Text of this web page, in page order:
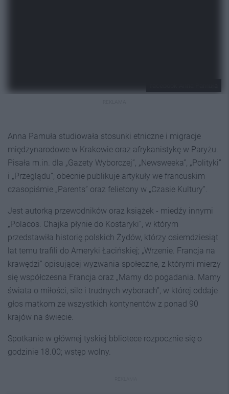
Anna Pamuła studiowała stosunki etniczne i migracje
międzynarodowe w Krakowie oraz afrykanistykę w Paryżu.
Pisała m.in. dla „Gazety Wyborczej”, „Newsweeka”, „Polityki”
i „Przeglądu”; obecnie publikuje artykuły we francuskim
czasopiśmie „Parents” oraz felietony w „Czasie Kultury”.
Jest autorką przewodników oraz książek - miedźy innymi
„Polacos. Chajka płynie do Kostaryki”, w którym
przedstawiła historię polskich Żydów, którzy osiemdziesiąt
lat temu trafili do Ameryki Łacińskiej; „Wrzenie. Francja na
krawędzi” opisującej wyzwania społeczne, z którymi mierzy
się współczesna Francja oraz „Mamy do pogadania. Mamy
świata o miłości, sile i trudnych wyborach”, w której oddaje
głos matkom ze wszystkich kontynentów z ponad 90
krajów na świecie.
Spotkanie w głównej tyskiej bbliotece rozpocznie się o
godzinie 18.00; wstęp wolny.